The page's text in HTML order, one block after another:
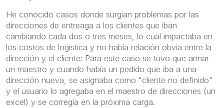
He conocido casos donde surgian problemas por las
direcciones de entreaga a los clientes que iban
cambiando cada dos o tres meses, lo cual impactaba en
los costos de logistica y no había relación obvia entre la
dirección y el cliente: Para este caso se tuvo que armar
un maestro y cuando había un pedido que iba a una
dirección nueva, se asignaba como "cliente no definido"
y el usuario lo agregaba en el maestro de direcciones (un
excel) y se corregía en la próxima carga.